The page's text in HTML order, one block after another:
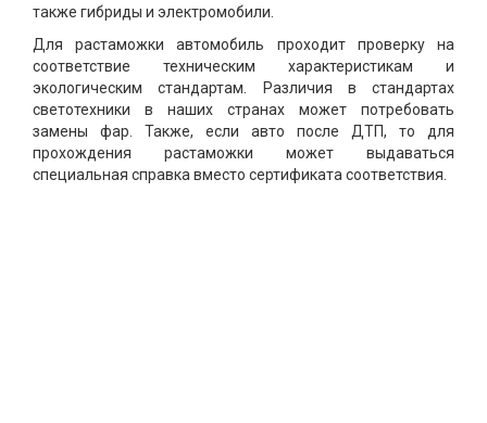
также гибриды и электромобили.
Для растаможки автомобиль проходит проверку на
соответствие техническим характеристикам и
экологическим стандартам. Различия в стандартах
светотехники в наших странах может потребовать
замены фар. Также, если авто после ДТП, то для
прохождения растаможки может выдаваться
специальная справка вместо сертификата соответствия.